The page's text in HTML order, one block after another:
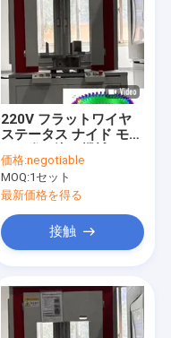
220V フラットワイヤ
ステータス ナイド モー
トマティックOEM
価格:negotiable
MOQ:1セット
最新価格を得る
接触